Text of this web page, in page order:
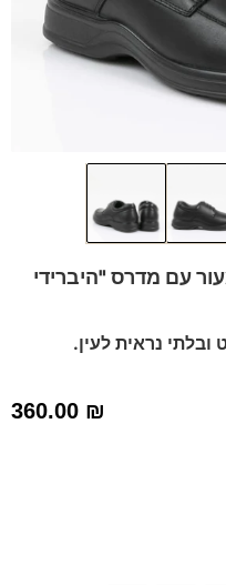
עם מדרס "היברידי
נראית לעין.
360.00 ₪